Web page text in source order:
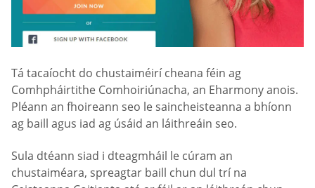
Tá tacaíocht do chustaiméirí cheana féin ag
Comhpháirtithe Comhoiriúnacha, an Eharmony anois.
Pléann an fhoireann seo le saincheisteanna a bhíonn
ag baill agus iad ag úsáid an láithreáin seo.
Sula dtéann siad i dteagmháil le cúram an
chustaiméara, spreagtar baill chun dul trí na